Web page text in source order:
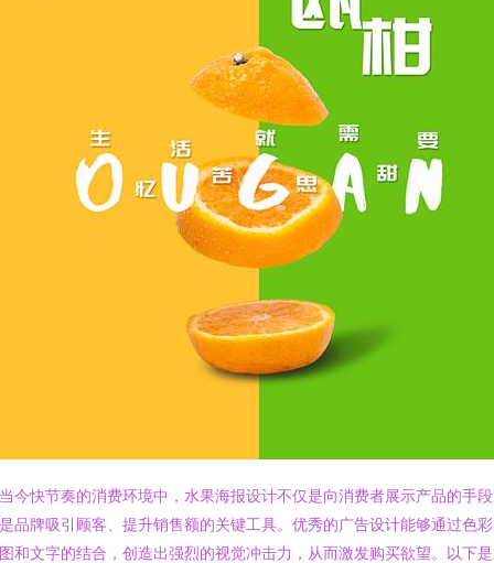
今快节奏的消费环境中，水果海报设计不仅是向消费者展示产品的手
品牌吸引顾客、提升销售额的关键工具。优秀的广告设计能够通过色
和文字的结合，创造出强烈的视觉冲击力，从而激发购买欲望。以下